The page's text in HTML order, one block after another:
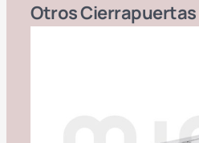
OtrosCierrapuertas